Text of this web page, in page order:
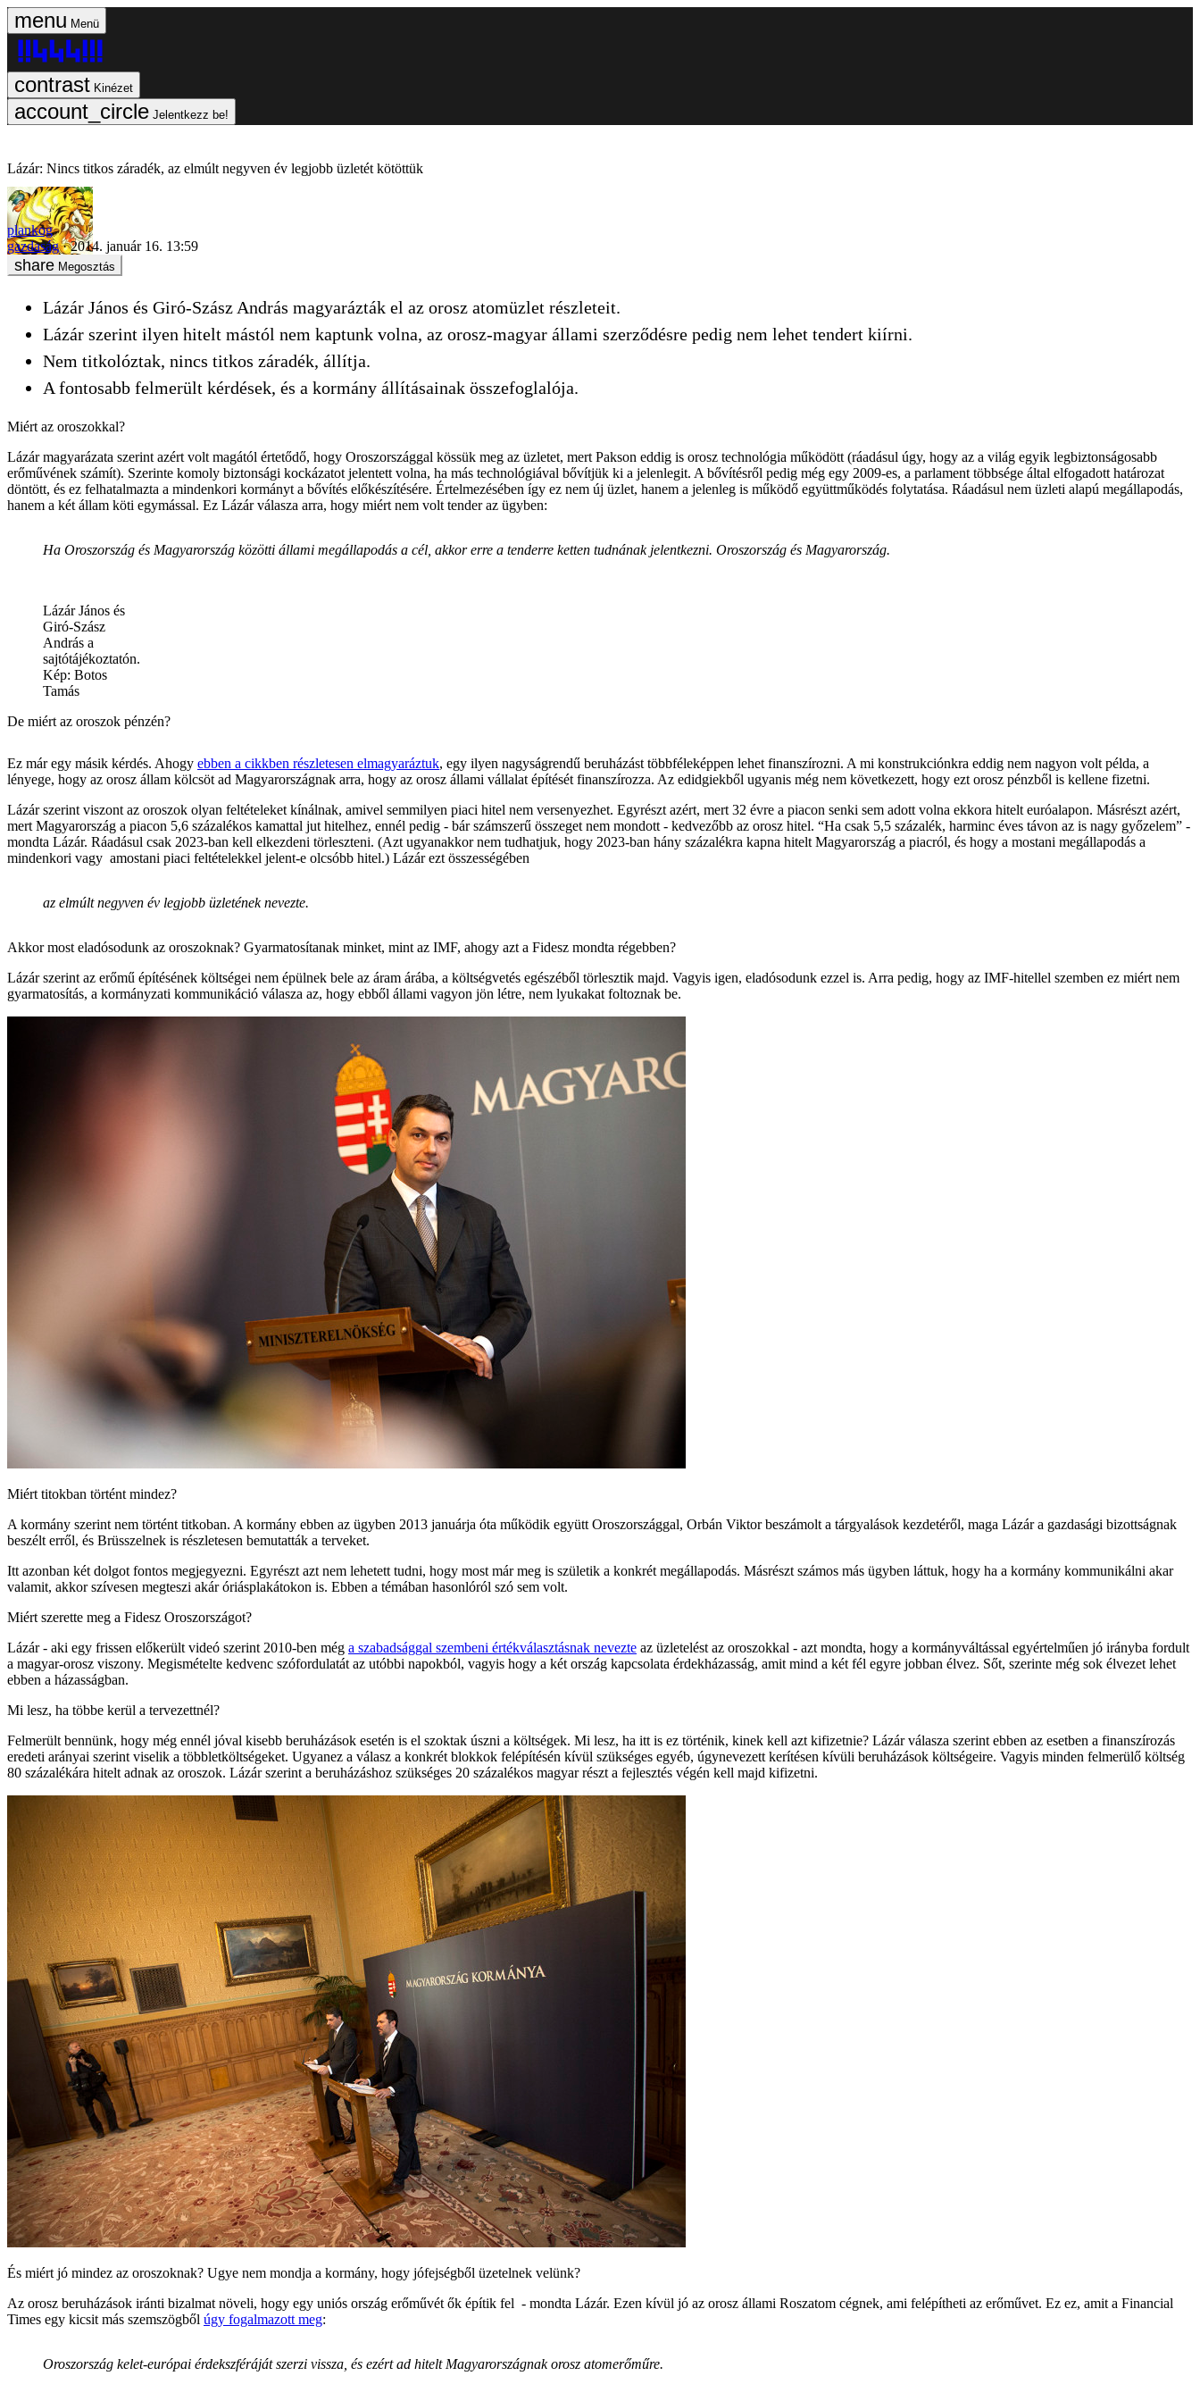
Menü
Kinézet
Jelentkezz be!
Lázár: Nincs titkos záradék, az elmúlt negyven év legjobb üzletét kötöttük
plankog
gazdaság
2014. január 16. 13:59
Megosztás
Lázár János és Giró-Szász András magyarázták el az orosz atomüzlet részleteit.
Lázár szerint ilyen hitelt mástól nem kaptunk volna, az orosz-magyar állami szerződésre pedig nem lehet tendert kiírni.
Nem titkolóztak, nincs titkos záradék, állítja.
A fontosabb felmerült kérdések, és a kormány állításainak összefoglalója.
Miért az oroszokkal?
Lázár magyarázata szerint azért volt magától értetődő, hogy Oroszországgal kössük meg az üzletet, mert Pakson eddig is orosz technológia működött (ráadásul úgy, hogy az a világ egyik legbiztonságosabb
erőművének számít). Szerinte komoly biztonsági kockázatot jelentett volna, ha más technológiával bővítjük ki a jelenlegit. A bővítésről pedig még egy 2009-es, a parlament többsége által elfogadott határozat
döntött, és ez felhatalmazta a mindenkori kormányt a bővítés előkészítésére. Értelmezésében így ez nem új üzlet, hanem a jelenleg is működő együttműködés folytatása. Ráadásul nem üzleti alapú megállapodás,
hanem a két állam köti egymással. Ez Lázár válasza arra, hogy miért nem volt tender az ügyben:
Ha Oroszország és Magyarország közötti állami megállapodás a cél, akkor erre a tenderre ketten tudnának jelentkezni. Oroszország és Magyarország.
Lázár János és
Giró-Szász
András a
sajtótájékoztatón.
Kép: Botos
Tamás
De miért az oroszok pénzén?
Ez már egy másik kérdés. Ahogy ebben a cikkben részletesen elmagyaráztuk, egy ilyen nagyságrendű beruházást többféleképpen lehet finanszírozni. A mi konstrukciónkra eddig nem nagyon volt példa, a
lényege, hogy az orosz állam kölcsöt ad Magyarországnak arra, hogy az orosz állami vállalat építését finanszírozza. Az edidgiekből ugyanis még nem következett, hogy ezt orosz pénzből is kellene fizetni.
Lázár szerint viszont az oroszok olyan feltételeket kínálnak, amivel semmilyen piaci hitel nem versenyezhet. Egyrészt azért, mert 32 évre a piacon senki sem adott volna ekkora hitelt euróalapon. Másrészt azért,
mert Magyarország a piacon 5,6 százalékos kamattal jut hitelhez, ennél pedig - bár számszerű összeget nem mondott - kedvezőbb az orosz hitel. “Ha csak 5,5 százalék, harminc éves távon az is nagy győzelem” -
mondta Lázár. Ráadásul csak 2023-ban kell elkezdeni törleszteni. (Azt ugyanakkor nem tudhatjuk, hogy 2023-ban hány százalékra kapna hitelt Magyarország a piacról, és hogy a mostani megállapodás a
mindenkori vagy amostani piaci feltételekkel jelent-e olcsóbb hitel.) Lázár ezt összességében
az elmúlt negyven év legjobb üzletének nevezte.
Akkor most eladósodunk az oroszoknak? Gyarmatosítanak minket, mint az IMF, ahogy azt a Fidesz mondta régebben?
Lázár szerint az erőmű építésének költségei nem épülnek bele az áram árába, a költségvetés egészéből törlesztik majd. Vagyis igen, eladósodunk ezzel is. Arra pedig, hogy az IMF-hitellel szemben ez miért nem
gyarmatosítás, a kormányzati kommunikáció válasza az, hogy ebből állami vagyon jön létre, nem lyukakat foltoznak be.
Miért titokban történt mindez?
A kormány szerint nem történt titkoban. A kormány ebben az ügyben 2013 januárja óta működik együtt Oroszországgal, Orbán Viktor beszámolt a tárgyalások kezdetéről, maga Lázár a gazdasági bizottságnak
beszélt erről, és Brüsszelnek is részletesen bemutatták a terveket.
Itt azonban két dolgot fontos megjegyezni. Egyrészt azt nem lehetett tudni, hogy most már meg is születik a konkrét megállapodás. Másrészt számos más ügyben láttuk, hogy ha a kormány kommunikálni akar
valamit, akkor szívesen megteszi akár óriásplakátokon is. Ebben a témában hasonlóról szó sem volt.
Miért szerette meg a Fidesz Oroszországot?
Lázár - aki egy frissen előkerült videó szerint 2010-ben még a szabadsággal szembeni értékválasztásnak nevezte az üzletelést az oroszokkal - azt mondta, hogy a kormányváltással egyértelműen jó irányba fordult
a magyar-orosz viszony. Megismételte kedvenc szófordulatát az utóbbi napokból, vagyis hogy a két ország kapcsolata érdekházasság, amit mind a két fél egyre jobban élvez. Sőt, szerinte még sok élvezet lehet
ebben a házasságban.
Mi lesz, ha többe kerül a tervezettnél?
Felmerült bennünk, hogy még ennél jóval kisebb beruházások esetén is el szoktak úszni a költségek. Mi lesz, ha itt is ez történik, kinek kell azt kifizetnie? Lázár válasza szerint ebben az esetben a finanszírozás
eredeti arányai szerint viselik a többletköltségeket. Ugyanez a válasz a konkrét blokkok felépítésén kívül szükséges egyéb, úgynevezett kerítésen kívüli beruházások költségeire. Vagyis minden felmerülő költség
80 százalékára hitelt adnak az oroszok. Lázár szerint a beruházáshoz szükséges 20 százalékos magyar részt a fejlesztés végén kell majd kifizetni.
És miért jó mindez az oroszoknak? Ugye nem mondja a kormány, hogy jófejségből üzetelnek velünk?
Az orosz beruházások iránti bizalmat növeli, hogy egy uniós ország erőművét ők építik fel - mondta Lázár. Ezen kívül jó az orosz állami Roszatom cégnek, ami felépítheti az erőművet. Ez ez, amit a Financial
Times egy kicsit más szemszögből úgy fogalmazott meg:
Oroszország kelet-európai érdekszféráját szerzi vissza, és ezért ad hitelt Magyarországnak orosz atomerőműre.